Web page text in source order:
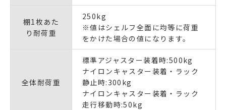
棚1枚あた
り耐荷重
250kg
※値はシェルフ全面に均等に荷重
をかけた場合の値になります。
全体耐荷重
標準アジャスター装着時:500kg
ナイロンキャスター装着・ラック
静止時:300kg
ナイロンキャスター装着・ラック
走行移動時:50kg